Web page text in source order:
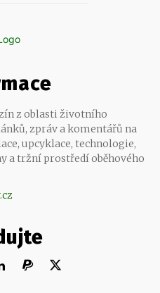
z oblasti životního
zpráv a komentářů na
upcyklace, technologie,
a tržní prostředí oběhového